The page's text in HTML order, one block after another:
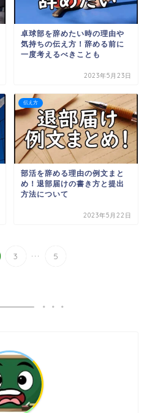
卓球部を辞めたい時の理由や
気持ちの伝え方！辞める前に
一度考えるべきことも
2023年5月23日
伝え方
部活を辞める理由の例文まと
め！退部届けの書き方と提出
方法について
2023年5月22日
3 ... 5